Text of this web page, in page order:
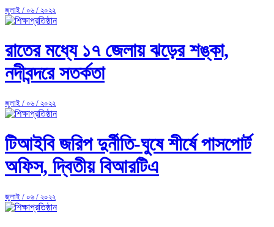
জুলাই / ০৬ / ২০২২
রাতের মধ্যে ১৭ জেলায় ঝড়ের শঙ্কা,
নদীবন্দরে সতর্কতা
জুলাই / ০৬ / ২০২২
টিআইবি জরিপ দুর্নীতি-ঘুষে শীর্ষে পাসপোর্ট
অফিস, দ্বিতীয় বিআরটিএ
জুলাই / ০৬ / ২০২২